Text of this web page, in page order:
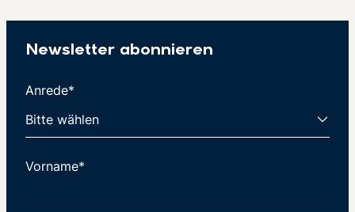
Newsletter abonnieren
Anrede*
Vorname*